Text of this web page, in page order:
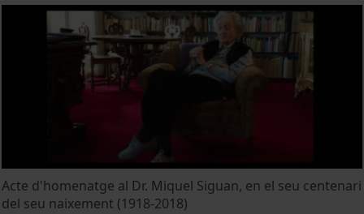
Acte d'homenatge al Dr. Miquel Siguan, en el seu centenari
del seu naixement (1918-2018)